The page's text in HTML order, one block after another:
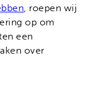
, roepen wij
op om
een
over